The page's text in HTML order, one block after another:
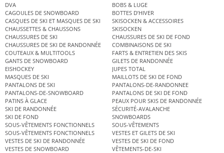
DVA
BOBS & LUGE
CAGOULES DE SNOWBOARD
BOTTES D’HIVER
CASQUES DE SKI ET MASQUES DE SKI
SKISOCKEN & ACCESSOIRES
CHAUSSETTES & CHAUSSONS
SKISOCKEN
CHAUSSURES DE SKI
CHAUSSURES DE SKI DE FOND
CHAUSSURES DE SKI DE RANDONNÉE
COMBINAISONS DE SKI
COUTEAUX & MULTITOOLS
FARTS & ENTRETIEN DES SKIS
GANTS DE SNOWBOARD
GILETS DE RANDONNÉE
EISHOCKEY
JUPES TOTAL
MASQUES DE SKI
MAILLOTS DE SKI DE FOND
PANTALONS DE SKI
PANTALONS-DE-RANDONNEE
PANTALONS-DE-SNOWBOARD
PANTALONS DE SKI DE FOND
PATINS À GLACE
PEAUX POUR SKIS DE RANDONNÉE
SKI DE RANDONNÉE
SÉCURITÉ-AVALANCHE
SKI DE FOND
SNOWBOARDS
SOUS-VÊTEMENTS FONCTIONNELS
SOUS-VÊTEMENTS
SOUS-VÊTEMENTS FONCTIONNELS
VESTES ET GILETS DE SKI
VESTES DE SKI DE RANDONNÉE
VESTES DE SKI DE FOND
VESTES DE SNOWBOARD
VÊTEMENTS-DE-SKI